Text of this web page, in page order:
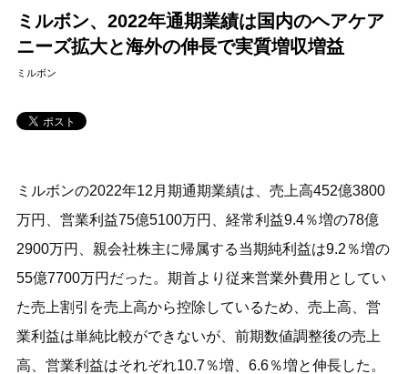
ミルボン、2022年通期業績は国内のヘアケア
ニーズ拡大と海外の伸長で実質増収増益
ミルボン
ミルボンの2022年12月期通期業績は、売上高452億3800
万円、営業利益75億5100万円、経常利益9.4％増の78億
2900万円、親会社株主に帰属する当期純利益は9.2％増の
55億7700万円だった。期首より従来営業外費用としてい
た売上割引を売上高から控除しているため、売上高、営
業利益は単純比較ができないが、前期数値調整後の売上
高、営業利益はそれぞれ10.7％増、6.6％増と伸長した。